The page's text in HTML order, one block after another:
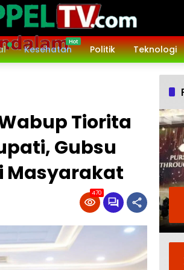
Kesehatan Politik Teknologi
Tiorita
Gubsu
Masyarakat
470